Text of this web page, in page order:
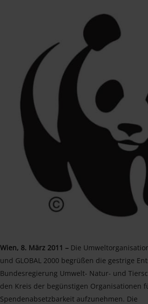
Wien, 8. März 2011 – Die
und GLOBAL 2000 begrüßen die gestrige
Bundesregierung Umwelt- Natur- und
den Kreis der begünstigen Organisationen
Spendenabsetzbarkeit aufzunehmen. Die